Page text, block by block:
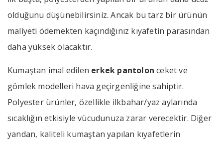
olduğunu düşünebilirsiniz. Ancak bu tarz bir ürünün
maliyeti ödemekten kaçındığınız kıyafetin parasından
daha yüksek olacaktır.
Kumaştan imal edilen erkek pantolonceket ve
gömlek modelleri hava geçirgenliğine sahiptir.
Polyester ürünler, özellikle ilkbahar/yaz aylarında
sıcaklığın etkisiyle vücudunuza zarar verecektir. Diğer
yandan, kaliteli kumaştan yapılan kıyafetlerin